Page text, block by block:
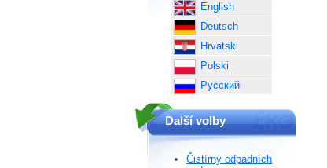
English
Deutsch
Hrvatski
Polski
Русский
Další volby
Čistírny odpadních